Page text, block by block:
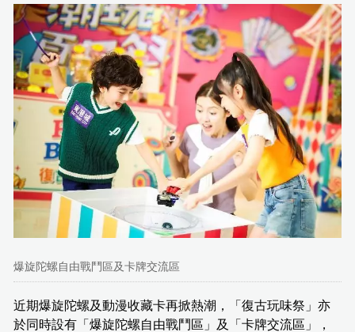
爆旋陀螺自由戰鬥區及卡牌交流區
近期爆旋陀螺及動漫收藏卡再掀熱潮，「復古玩味祭」亦
於同時設有「爆旋陀螺自由戰鬥區」及「卡牌交流區」，